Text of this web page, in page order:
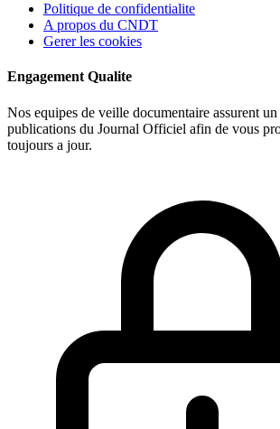
Politique de confidentialite
A propos du CNDT
Gerer les cookies
Engagement Qualite
Nos equipes de veille documentaire assurent
publications du Journal Officiel afin de vous
toujours a jour.